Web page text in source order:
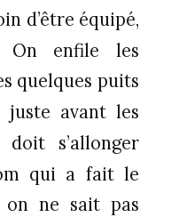
d’être équipé,
On enfile les
quelques puits
juste avant les
s’allonger
qui a fait le
on ne sait pas